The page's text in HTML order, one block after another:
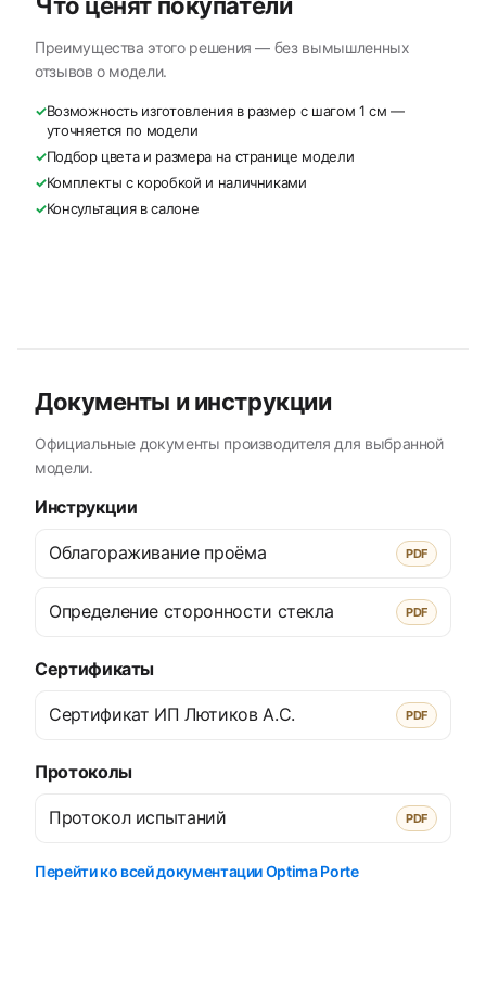
Преимущества этого решения — без вымышленных
отзывов о модели.
✓Возможность изготовления в размер с шагом 1 см —
уточняется по модели
✓Подбор цвета и размера на странице модели
✓Комплекты с коробкой и наличниками
✓Консультация в салоне
Документы и инструкции
Официальные документы производителя для выбранной
модели.
Инструкции
Облагораживание проёма PDF
Определение сторонности стекла PDF
Сертификаты
Сертификат ИП Лютиков А.С. PDF
Протоколы
Протокол испытаний PDF
Перейти ко всей документации Optima Porte